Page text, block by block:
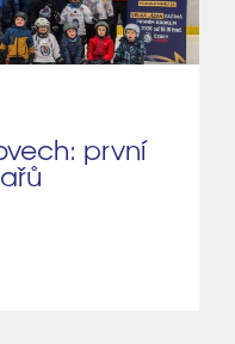
první